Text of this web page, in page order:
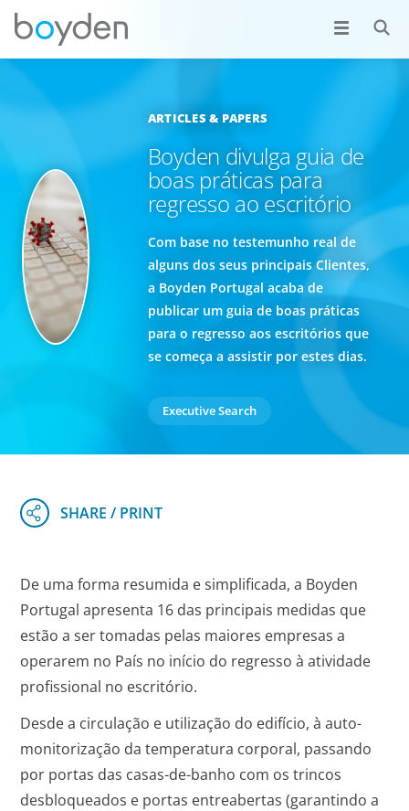
ARTICLES & PAPERS
Boyden divulga guia de
boas práticas para
regresso ao escritório
Com base no testemunho real de
alguns dos seus principais Clientes,
a Boyden Portugal acaba de
publicar um guia de boas práticas
para o regresso aos escritórios que
se começa a assistir por estes dias.
Executive Search
De uma forma resumida e simplificada, a Boyden
Portugal apresenta 16 das principais medidas que
estão a ser tomadas pelas maiores empresas a
operarem no País no início do regresso à atividade
profissional no escritório.
Desde a circulação e utilização do edifício, à auto-
monitorização da temperatura corporal, passando
por portas das casas-de-banho com os trincos
desbloqueados e portas entreabertas (garantindo a